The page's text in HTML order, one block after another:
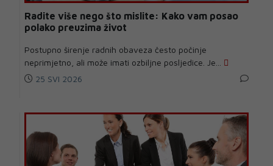
Radite više nego što mislite: Kako vam posao
polako preuzima život
Postupno širenje radnih obaveza često počinje
neprimjetno, ali može imati ozbiljne posljedice. Je...
25 SVI 2026